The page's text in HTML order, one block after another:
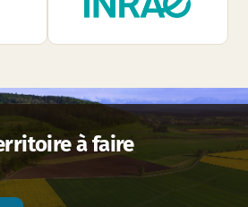
à faire